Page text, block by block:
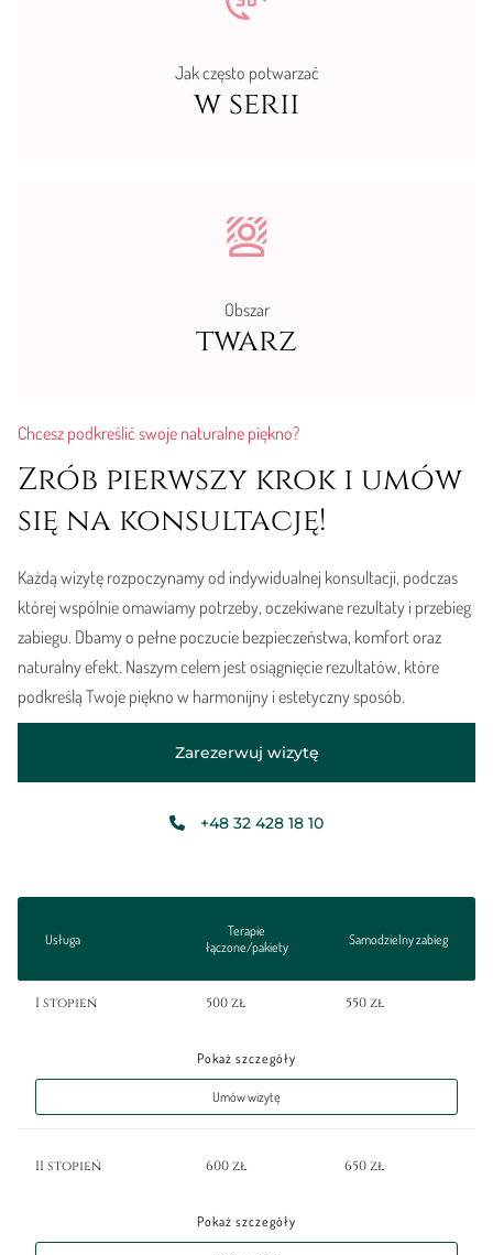
Jak często potwarzać
w serii
Obszar
twarz
Chcesz podkreślić swoje naturalne piękno?
Zrób pierwszy krok i umów
się na konsultację!
Każdą wizytę rozpoczynamy od indywidualnej konsultacji, podczas
której wspólnie omawiamy potrzeby, oczekiwane rezultaty i przebieg
zabiegu. Dbamy o pełne poczucie bezpieczeństwa, komfort oraz
naturalny efekt. Naszym celem jest osiągnięcie rezultatów, które
podkreślą Twoje piękno w harmonijny i estetyczny sposób.
Zarezerwuj wizytę
+48 32 428 18 10
Usługa
Terapie
łączone/pakiety
Samodzielny zabieg
I stopień 500 zł 550 zł
Pokaż szczegóły
Umów wizytę
II stopień 600 zł 650 zł
Pokaż szczegóły